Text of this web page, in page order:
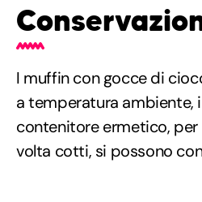
I muffin con gocce di
a temperatura ambiente,
contenitore ermetico, per
volta cotti, si possono